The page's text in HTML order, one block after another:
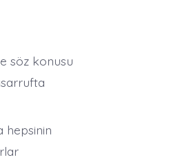
söz konusu
hepsinin